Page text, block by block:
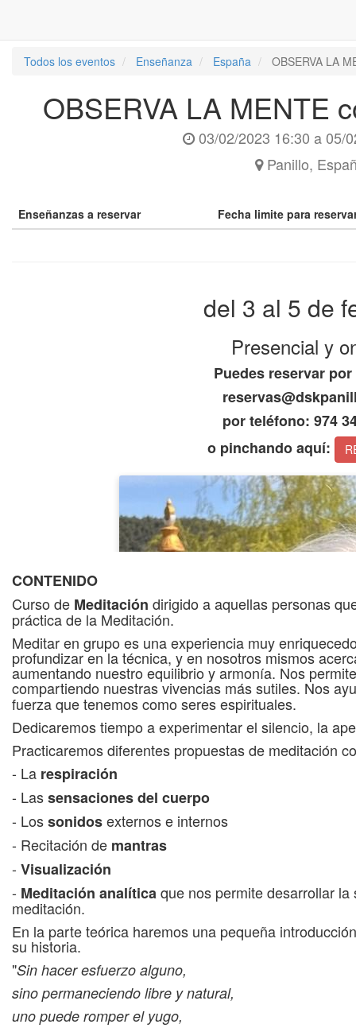
Todos los eventos Enseñanza España OBSERVA LA
OBSERVA LA MENTE
03/02/2023 16:30 a05/
Panillo,
Enseñanzas a reservar Fecha limite para
del 3 al 5 de
Presencial y
Puedes reservar
por teléfono: 974
o pinchando aquí:
CONTENIDO
Curso de Meditación dirigido a aquellas personas
práctica de la Meditación.
Meditar en grupo es una experiencia muy
profundizar en la técnica, y en nosotros mismos
aumentando nuestro equilibrio y armonía. Nos
compartiendo nuestras vivencias más sutiles. Nos
fuerza que tenemos como seres espirituales.
Dedicaremos tiempo a experimentar el silencio, la
Practicaremos diferentes propuestas de meditación
- La respiración
- Lassensaciones del cuerpo
- Lossonidosexternos e internos
- Recitación de mantras
- Visualización
- Meditación analíticaque nos permite desarrollar
meditación.
En la parte teórica haremos una pequeña
su historia.
"Sin hacer esfuerzo alguno,
sino permaneciendo libre y natural,
uno puede romper el yugo,